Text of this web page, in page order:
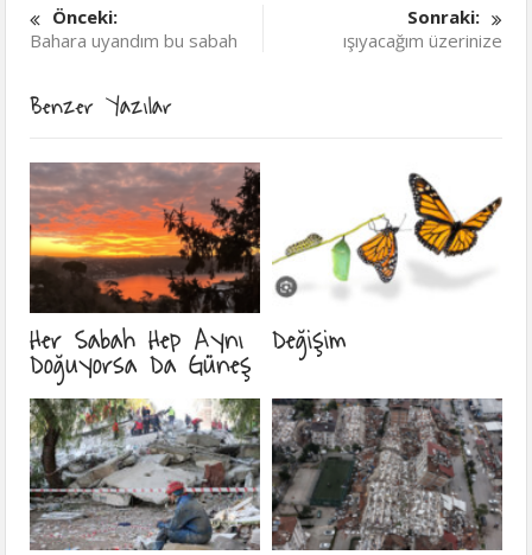
Önceki:
Bahara uyandım bu sabah
Sonraki:
ışıyacağım üzerinize
Benzer Yazılar
Her Sabah Hep Aynı
Doğuyorsa Da Güneş
Değişim